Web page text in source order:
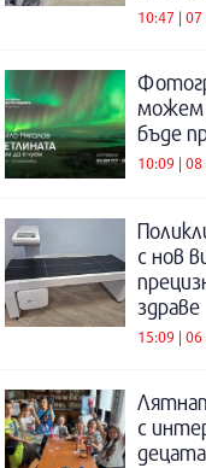
10:47 |
можем
бъде
10:09 |
с нов
здраве
15:09 |
с
децата